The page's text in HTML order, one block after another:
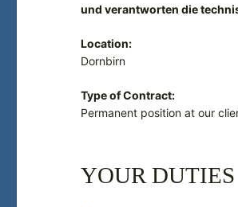
und verantworten die
Location:
Dornbirn
Type of Contract:
Permanent position at our
YOUR DUTIES